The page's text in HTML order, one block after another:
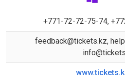
+771-72-72-75-74,
feedback@tickets.kz,